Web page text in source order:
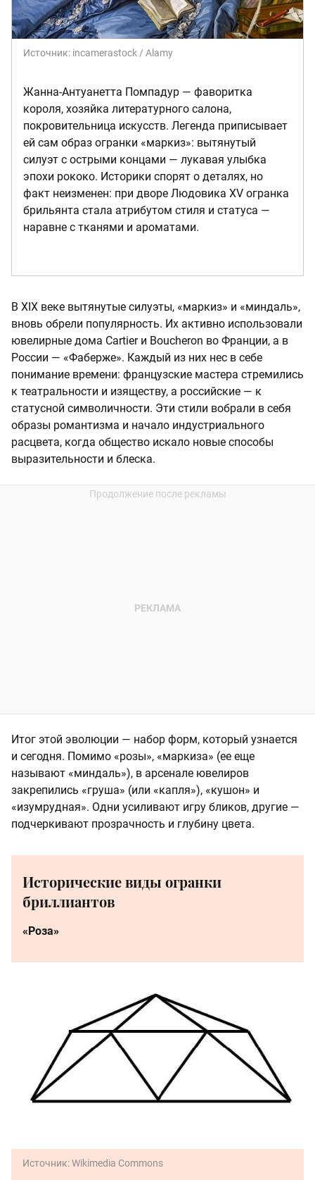
Источник: incamerastock / Alamy
Жанна-Антуанетта Помпадур — фаворитка
короля, хозяйка литературного салона,
покровительница искусств. Легенда приписывает
ей сам образ огранки «маркиз»: вытянутый
силуэт с острыми концами — лукавая улыбка
эпохи рококо. Историки спорят о деталях, но
факт неизменен: при дворе Людовика XV огранка
брильянта стала атрибутом стиля и статуса —
наравне с тканями и ароматами.
В XIX веке вытянутые силуэты, «маркиз» и «миндаль»,
вновь обрели популярность. Их активно использовали
ювелирные дома Cartier и Boucheron во Франции, а в
России — «Фаберже». Каждый из них нес в себе
понимание времени: французские мастера стремились
к театральности и изяществу, а российские — к
статусной символичности. Эти стили вобрали в себя
образы романтизма и начало индустриального
расцвета, когда общество искало новые способы
выразительности и блеска.
Итог этой эволюции — набор форм, который узнается
и сегодня. Помимо «розы», «маркиза» (ее еще
называют «миндаль»), в арсенале ювелиров
закрепились «груша» (или «капля»), «кушон» и
«изумрудная». Одни усиливают игру бликов, другие —
подчеркивают прозрачность и глубину цвета.
Исторические виды огранки
бриллиантов
«Роза»
Источник:Wikimedia Commons